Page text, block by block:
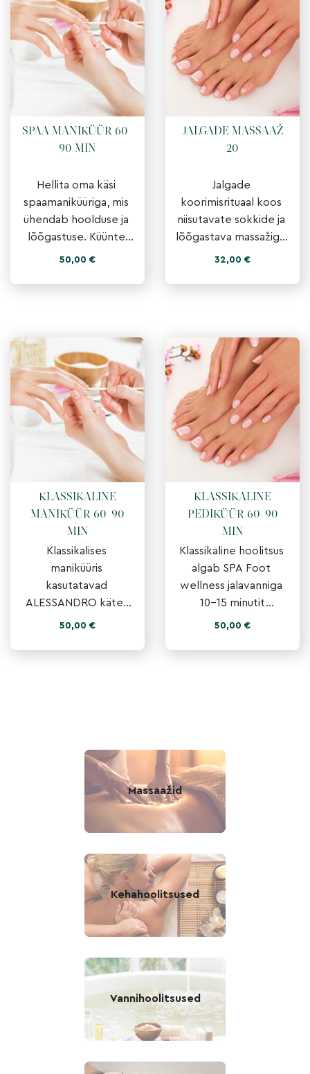
SPAA MANIKÜÜR 60-
90 MIN
Hellita oma käsi
spaamaniküüriga, mis
ühendab hoolduse ja
lõõgastuse. Küünte
korrastus, õrn
50,00 €
JALGADE MASSAAŽ
20
Jalgade
koorimisrituaal koos
niisutavate sokkide ja
lõõgastava massažiga.
Silub, niisutab ja
32,00 €
KLASSIKALINE
MANIKÜÜR 60-90
MIN
Klassikalises
maniküüris
kasutatavad
ALESSANDRO käte-
ning
50,00 €
KLASSIKALINE
PEDIKÜÜR 60-90
MIN
Klassikaline hoolitsus
algab SPA Foot
wellness jalavanniga
10-15 minutit
(rahustava, puhastava
50,00 €
Massaažid
Kehahoolitsused
Vannihoolitsused